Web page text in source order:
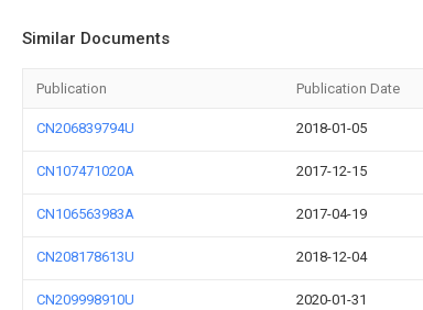
Similar Documents
Publication Publication Date
CN206839794U 2018-01-05
CN107471020A 2017-12-15
CN106563983A 2017-04-19
CN208178613U 2018-12-04
CN209998910U 2020-01-31